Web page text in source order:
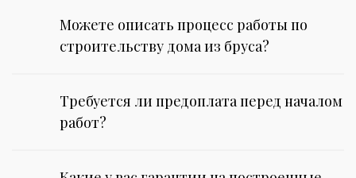
Можете описать процесс работы по
строительству дома из бруса?
Требуется ли предоплата перед началом
работ?